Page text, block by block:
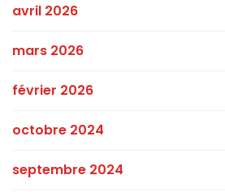
avril 2026
mars 2026
février 2026
octobre 2024
septembre 2024